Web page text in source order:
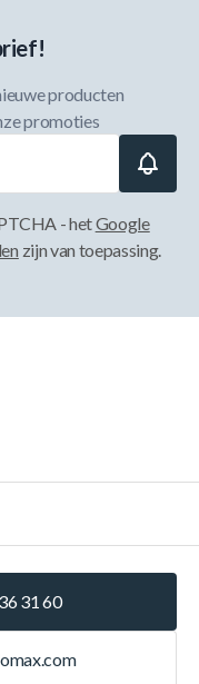
producten
promoties
- hetGoogle
zijn van toepassing.
31 60